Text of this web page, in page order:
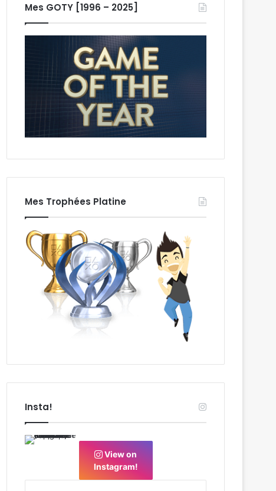
Mes GOTY [1996 – 2025]
Mes Trophées Platine
Insta!
View on
Instagram!